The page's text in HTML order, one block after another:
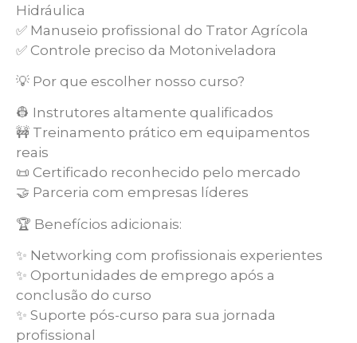
Hidráulica
✅ Manuseio profissional do Trator Agrícola
✅ Controle preciso da Motoniveladora
💡 Por que escolher nosso curso?
👷 Instrutores altamente qualificados
🚧 Treinamento prático em equipamentos
reais
📜 Certificado reconhecido pelo mercado
🤝 Parceria com empresas líderes
🏆 Benefícios adicionais:
✨ Networking com profissionais experientes
✨ Oportunidades de emprego após a
conclusão do curso
✨ Suporte pós-curso para sua jornada
profissional